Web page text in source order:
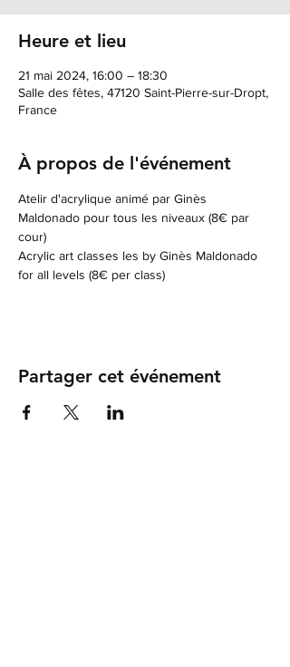
Heure et lieu
21 mai 2024, 16:00 – 18:30
Salle des fêtes, 47120 Saint-Pierre-sur-Dropt,
France
À propos de l'événement
Atelir d'acrylique animé par Ginès
Maldonado pour tous les niveaux (8€ par
cour)
Acrylic art classes les by Ginès Maldonado
for all levels (8€ per class)
Partager cet événement